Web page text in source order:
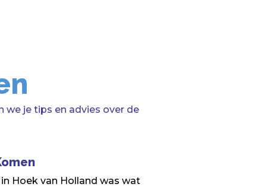
we je tips en advies over de
Hoek van Holland was wat